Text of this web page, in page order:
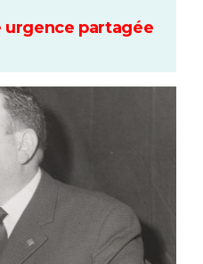
urgence partagée